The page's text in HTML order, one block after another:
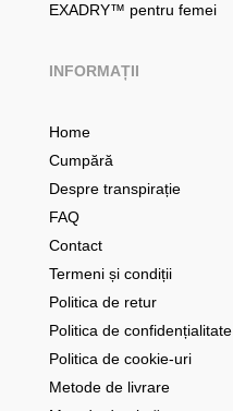
EXADRY™ pentru femei
INFORMAȚII
Home
Cumpără
Despre transpirație
FAQ
Contact
Termeni și condiții
Politica de retur
Politica de confidențialitate
Politica de cookie-uri
Metode de livrare